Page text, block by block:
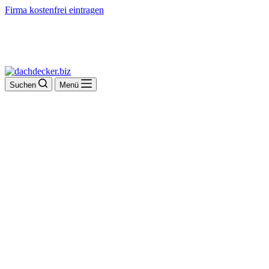
Firma kostenfrei eintragen
Suchen Menü